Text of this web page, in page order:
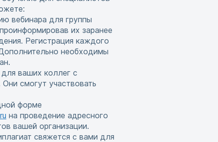
вебинара для группы
их заранее
Регистрация каждого
необходимы
ваших коллег с
смогут участвовать
форме
на проведение адресного
вашей организации.
свяжется с вами для